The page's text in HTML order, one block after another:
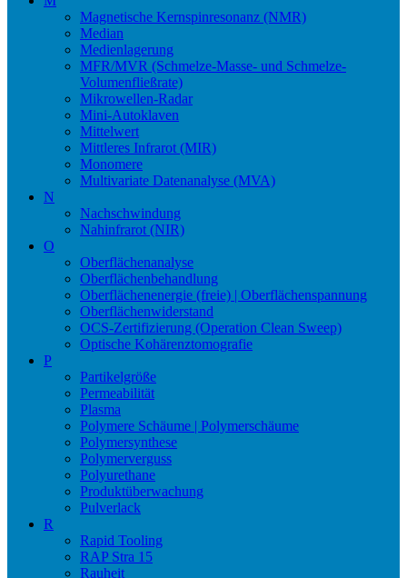
Magnetische Kernspinresonanz (NMR)
Median
Medienlagerung
MFR/MVR (Schmelze-Masse- und Schmelze-
Volumenfließrate)
Mikrowellen-Radar
Mini-Autoklaven
Mittelwert
Mittleres Infrarot (MIR)
Monomere
Multivariate Datenanalyse (MVA)
N
Nachschwindung
Nahinfrarot (NIR)
O
Oberflächenanalyse
Oberflächenbehandlung
Oberflächenenergie (freie) | Oberflächenspannung
Oberflächenwiderstand
OCS-Zertifizierung (Operation Clean Sweep)
Optische Kohärenztomografie
P
Partikelgröße
Permeabilität
Plasma
Polymere Schäume | Polymerschäume
Polymersynthese
Polymerverguss
Polyurethane
Produktüberwachung
Pulverlack
R
Rapid Tooling
RAP Stra 15
Rauheit